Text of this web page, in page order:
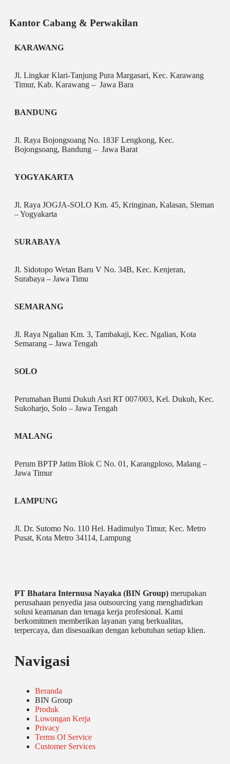
Kantor Cabang & Perwakilan
KARAWANG
Jl. Lingkar Klari-Tanjung Pura Margasari, Kec. Karawang
Timur, Kab. Karawang – Jawa Bara
BANDUNG
Jl. Raya Bojongsoang No. 183F Lengkong, Kec.
Bojongsoang, Bandung – Jawa Barat
YOGYAKARTA
Jl. Raya JOGJA-SOLO Km. 45, Kringinan, Kalasan, Sleman
– Yogyakarta
SURABAYA
Jl. Sidotopo Wetan Baru V No. 34B, Kec. Kenjeran,
Surabaya – Jawa Timu
SEMARANG
Jl. Raya Ngalian Km. 3, Tambakaji, Kec. Ngalian, Kota
Semarang – Jawa Tengah
SOLO
Perumahan Bumi Dukuh Asri RT 007/003, Kel. Dukuh, Kec.
Sukoharjo, Solo – Jawa Tengah
MALANG
Perum BPTP Jatim Blok C No. 01, Karangploso, Malang –
Jawa Timur
LAMPUNG
Jl. Dr. Sutomo No. 110 Hel. Hadimulyo Timur, Kec. Metro
Pusat, Kota Metro 34114, Lampung
PT Bhatara Internusa Nayaka (BIN Group) merupakan
perusahaan penyedia jasa outsourcing yang menghadirkan
solusi keamanan dan tenaga kerja profesional. Kami
berkomitmen memberikan layanan yang berkualitas,
terpercaya, dan disesuaikan dengan kebutuhan setiap klien.
Navigasi
Beranda
BIN Group
Produk
Lowongan Kerja
Privacy
Terms Of Service
Customer Services